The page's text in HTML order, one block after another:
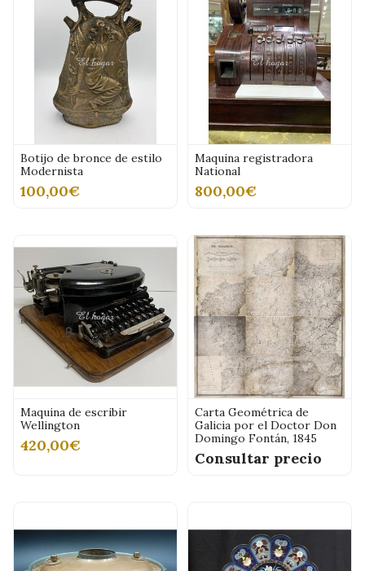
Botijo de bronce de estilo
Modernista
100,00€
Maquina registradora
National
800,00€
Maquina de escribir
Wellington
420,00€
Carta Geométrica de
Galicia por el Doctor Don
Domingo Fontán, 1845
Consultar precio